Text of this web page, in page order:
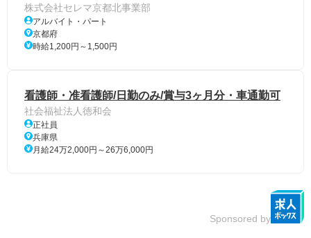
株式会社セレマ京都北事業部
アルバイト・パート
京都府
時給1,200円～1,500円
看護師・准看護師/日勤のみ/賞与3ヶ月分・車通勤可
社会福祉法人徳和会
正社員
兵庫県
月給24万2,000円～26万6,000円
Sponsored by